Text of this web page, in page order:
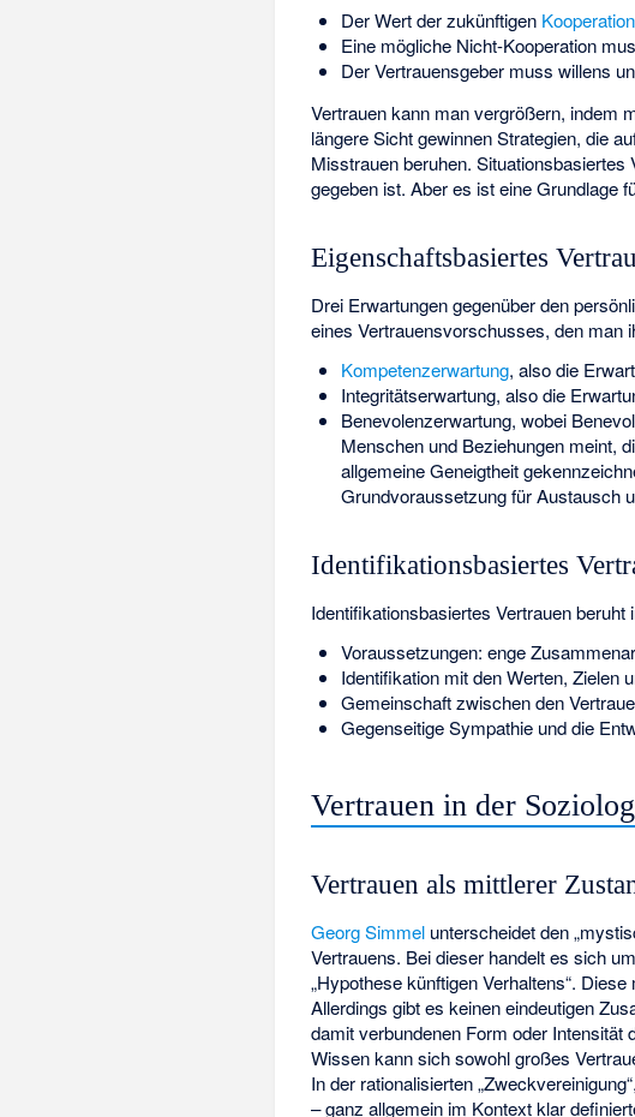
Der Wert der zukünftigen Kooperation
Eine mögliche Nicht-Kooperation
Der Vertrauensgeber muss willens
Vertrauen kann man vergrößern, indem
längere Sicht gewinnen Strategien, die
Misstrauen beruhen. Situationsbasiertes
gegeben ist. Aber es ist eine Grundlage
Eigenschaftsbasiertes
Drei Erwartungen gegenüber den
eines Vertrauensvorschusses, den man
Kompetenzerwartung, also die
Integritätserwartung, also die
Benevolenzerwartung, wobei
Menschen und Beziehungen meint,
allgemeine Geneigtheit
Grundvoraussetzung für Austausch
Identifikationsbasiertes
Identifikationsbasiertes Vertrauen
Voraussetzungen: enge
Identifikation mit den Werten, Zielen
Gemeinschaft zwischen den
Gegenseitige Sympathie und die
Vertrauen in der
Vertrauen als mittlerer
Georg Simmel unterscheidet den
Vertrauens. Bei dieser handelt es sich
„Hypothese künftigen Verhaltens“.
Allerdings gibt es keinen eindeutigen
damit verbundenen Form oder Intensität
Wissen kann sich sowohl großes
In der rationalisierten
– ganz allgemein im Kontext klar